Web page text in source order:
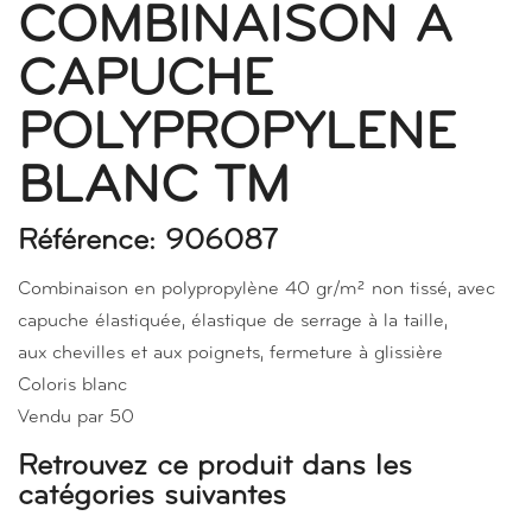
COMBINAISON A
CAPUCHE
POLYPROPYLENE
BLANC TM
Référence: 906087
Combinaison en polypropylène 40 gr/m² non tissé, avec
capuche élastiquée, élastique de serrage à la taille,
aux chevilles et aux poignets, fermeture à glissière
Coloris blanc
Vendu par 50
Retrouvez ce produit dans les
catégories suivantes